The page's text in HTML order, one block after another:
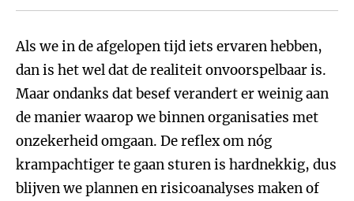
Als we in de afgelopen tijd iets ervaren hebben,
dan is het wel dat de realiteit onvoorspelbaar is.
Maar ondanks dat besef verandert er weinig aan
de manier waarop we binnen organisaties met
onzekerheid omgaan. De reflex om nóg
krampachtiger te gaan sturen is hardnekkig, dus
blijven we plannen en risicoanalyses maken of